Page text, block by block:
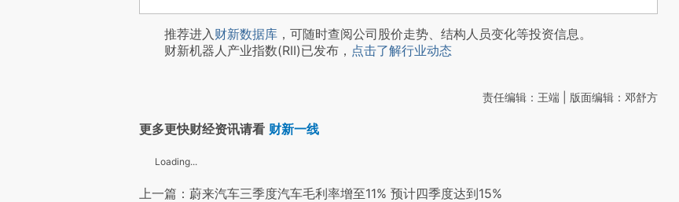
推荐进入财新数据库 ，可随时查阅公司股价走势、结构人员变化等投资信息。
财新机器人产业指数(RII)已发布， 点击了解行业动态
责任编辑：王端 | 版面编辑：邓舒方
更多更快财经资讯请看 财新一线
Loading...
上一篇：蔚来汽车三季度汽车毛利率增至11% 预计四季度达到15%